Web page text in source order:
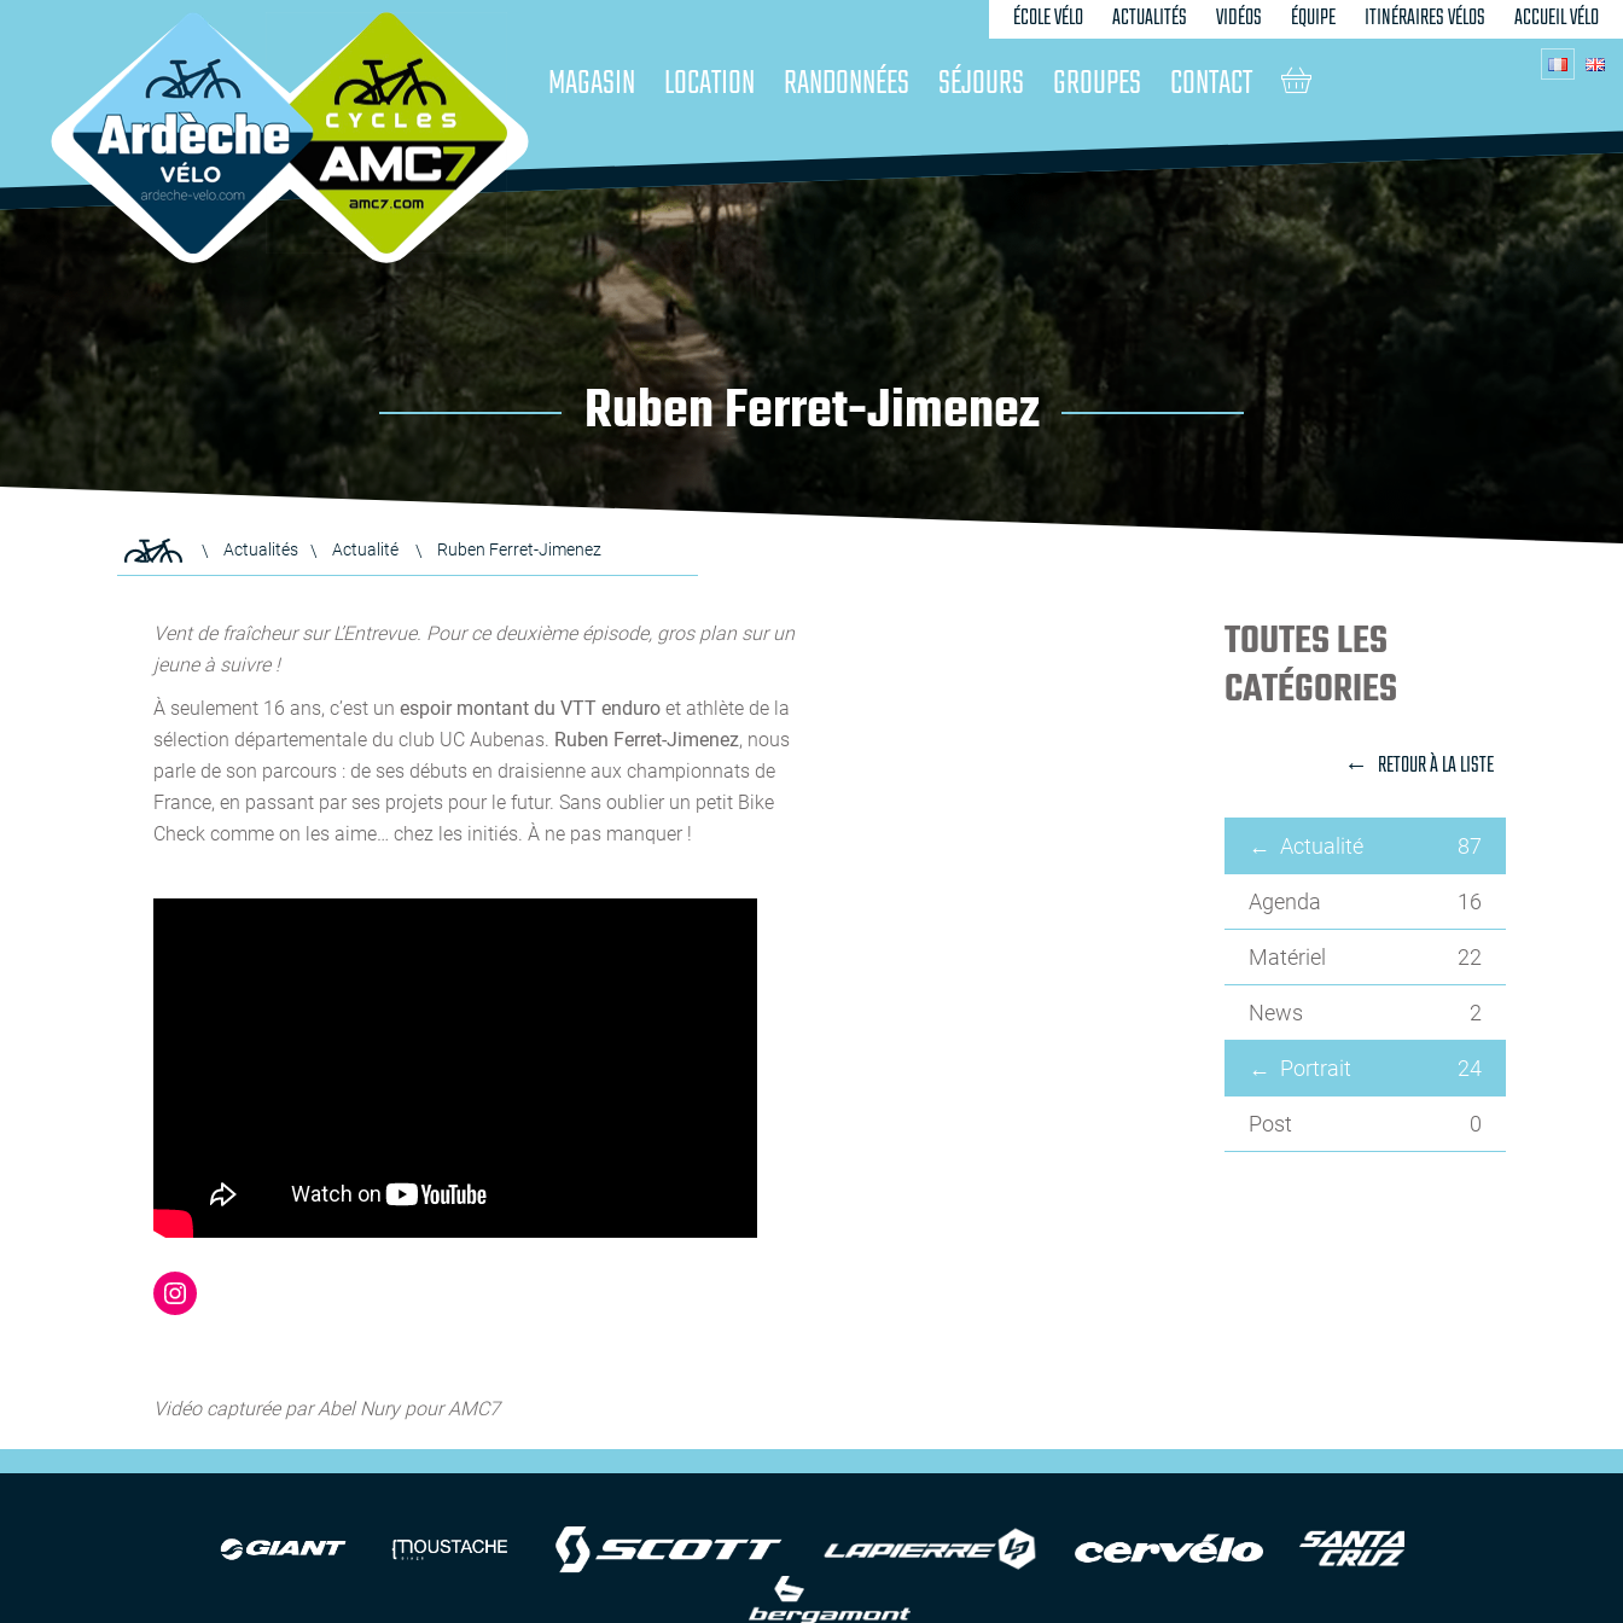
MAGASIN LOCATION RANDONNÉES SÉJOURS GROUPES CONTACT
ÉCOLE VÉLO ACTUALITÉS VIDÉOS ÉQUIPE ITINÉRAIRES VÉLOS ACCUEIL VÉLO
Ruben Ferret-Jimenez
Actualités Actualité Ruben Ferret-Jimenez
Vent de fraîcheur sur L’Entrevue. Pour ce deuxième épisode, gros plan sur un
jeune à suivre !
À seulement 16 ans, c’est unespoir montant du VTT enduro et athlète de la
sélection départementale du club UC Aubenas. Ruben Ferret-Jimenez, nous
parle de son parcours : de ses débuts en draisienne aux championnats de
France, en passant par ses projets pour le futur. Sans oublier un petit Bike
Check comme on les aime… chez les initiés. À ne pas manquer !
Instagram
Vidéo capturée par Abel Nury pour AMC7
TOUTES LES
CATÉGORIES
RETOUR À LA LISTE
Actualité 87
Agenda 16
Matériel 22
News 2
Portrait 24
Post 0